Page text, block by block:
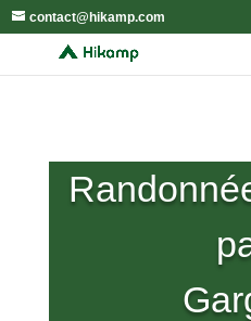
contact@hikamp.com